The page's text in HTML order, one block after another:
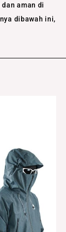
aman di
dibawah ini,